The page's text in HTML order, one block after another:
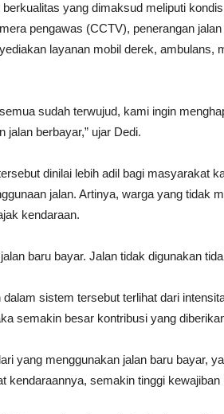
yang dimaksud meliputi
pengawas (CCTV), penerangan
layanan mobil derek, ambulans,
sudah terwujud, kami ingin
jalan berbayar,” ujar Dedi.
dinilai lebih adil bagi masyarakat
jalan. Artinya, warga yang tidak
kendaraan.
baru bayar. Jalan tidak digunakan
sistem tersebut terlihat dari
semakin besar kontribusi yang
yang menggunakan jalan baru bayar,
kendaraannya, semakin tinggi